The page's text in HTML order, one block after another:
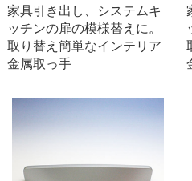
家具引き出し、システムキ
ッチンの扉の模様替えに。
取り替え簡単なインテリア
金属取っ手